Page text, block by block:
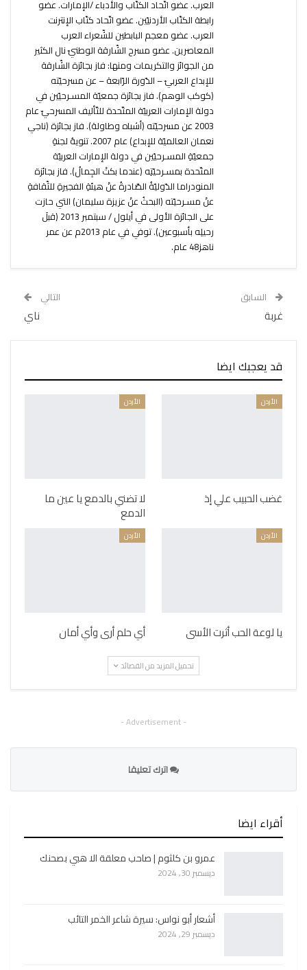
العرب. عضو اتّحاد الكتّاب والأدباء /الإمارات. عضو
رابطة الكتّاب الأردنيّين. عضو اتّحاد كتّاب الإنترنت
العرب. عضو معجم البابطين للشّعراء العرب
المعاصرين. عضو مسرح الشّارقة الوطنيّ نال الكثير
من الجوائز والتكريمات ومنها: فاز بجائزة الشّارقة
للإبداع العربيّ – الدّورة الرّابعة – عن مسرحيّته
(كوكب الوهم). فاز بجائزة جمعيّة المسـرحيّين في
دولة الإمارات العربيّة المتّحدة للتّأليف المسرحيّ عام
2003 عن مسرحيّته (أشباه وطاولة). فاز بجائزة (ناجي
نعمان العالميّة للإبداع) عام 2007. تنويهُ لجنةِ
جمعيّةِ المسـرحيّين في دولة الإمارات العربيّة
المتّحدة بمسـرحيّتِه (عندما بكتْ الجِمالُ). فاز بجائزة
المنودراما الدّوليّةُ الصّادرةُ عنْ هيئةِ الفجيرةِ للثّقافةِ
عنْ مسـرحيّته (البحثُ عنْ عزيزة سليمان) التي حازت
على الجائزة الأولى في أيلول / سبتمبر 2013 (قبلَ
رحيلِه بأسبوعين). توفي في عام 2013م عن عمر
ناهز48 عام.
السابق
غربة
التالي
ناي
قد يعجبك ايضا
الأردن
غضب الحبيب علي إذ
الأردن
لا تضني بالدمع يا عين ما
الدمع
الأردن
يا لوعة الحب أثرت الأسى
الأردن
أي حلم أرى وأي أمان
تحميل المزيد من القصائد
- Advertisement -
اترك تعليقا
أقراء ايضا
عمرو بن كلثوم | صاحب معلقة الا هبي بصحنك
ديسمبر 30, 2024
أشعار أبو نواس: سيرة شاعر الخمر التائب
ديسمبر 29, 2024